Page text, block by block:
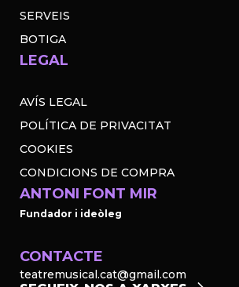
SERVEIS
BOTIGA
LEGAL
AVÍS LEGAL
POLÍTICA DE PRIVACITAT
COOKIES
CONDICIONS DE COMPRA
ANTONI FONT MIR
Fundador i ideòleg
CONTACTE
teatremusical.cat@gmail.com